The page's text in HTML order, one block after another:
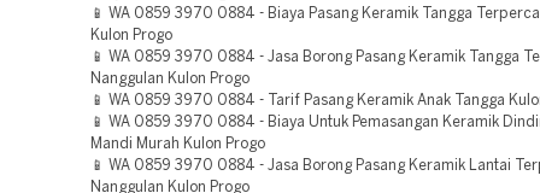
📱 WA 0859 3970 0884 - Biaya Pasang Keramik Tangga
Kulon Progo
📱 WA 0859 3970 0884 - Jasa Borong Pasang Keramik Tangga
Nanggulan Kulon Progo
📱 WA 0859 3970 0884 - Tarif Pasang Keramik Anak Tangga
📱 WA 0859 3970 0884 - Biaya Untuk Pemasangan Keramik
Mandi Murah Kulon Progo
📱 WA 0859 3970 0884 - Jasa Borong Pasang Keramik Lantai
Nanggulan Kulon Progo